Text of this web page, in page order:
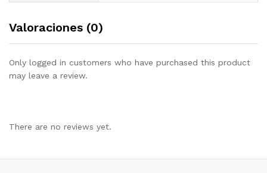
Valoraciones (0)
Only logged in customers who have purchased this product
may leave a review.
There are no reviews yet.